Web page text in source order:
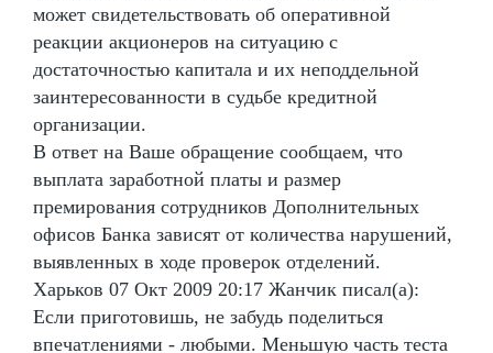
может свидетельствовать об оперативной
реакции акционеров на ситуацию с
достаточностью капитала и их неподдельной
заинтересованности в судьбе кредитной
организации.
В ответ на Ваше обращение сообщаем, что
выплата заработной платы и размер
премирования сотрудников Дополнительных
офисов Банка зависят от количества нарушений,
выявленных в ходе проверок отделений.
Харьков 07 Окт 2009 20:17 Жанчик писал(а):
Если приготовишь, не забудь поделиться
впечатлениями - любыми. Меньшую часть теста